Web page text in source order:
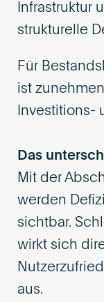
Infrastruktur
strukturelle
Für
ist
Investitions-
Das
Mit der
werden
sichtbar.
wirkt sich
aus.